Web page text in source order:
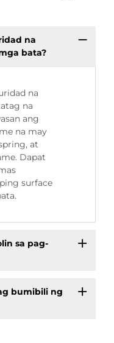
na
bata?
na
na
ang
na may
at
Dapat
surface
sa pag-
bumibili ng